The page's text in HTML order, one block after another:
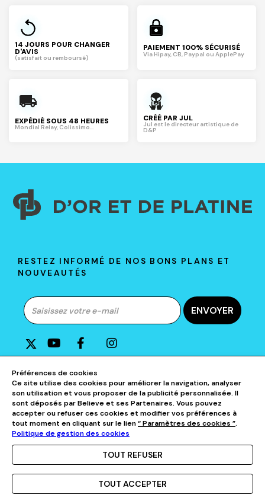
14 JOURS POUR CHANGER
D'AVIS
(satisfait ou remboursé)
PAIEMENT 100% SÉCURISÉ
Via Hipay, CB, Paypal ou ApplePay
EXPÉDIÉ SOUS 48 HEURES
Mondial Relay, Colissimo...
CRÉÉ PAR JUL
Jul est le directeur artistique de
D&P
RESTEZ INFORMÉ DE NOS BONS PLANS ET
NOUVEAUTÉS
ENVOYER
A PROPOS DE D&P
AIDE & CONTACTS
NOS CATÉGORIES
Préférences de cookies
Ce site utilise des cookies pour améliorer la navigation, analyser
son utilisation et vous proposer de la publicité personnalisée. Il
sont déposés par Believe et ses Partenaires. Vous pouvez
accepter ou refuser ces cookies et modifier vos préférences à
tout moment en cliquant sur le lien“ Paramètres des cookies ”.
Politique de gestion des cookies
TOUT REFUSER
TOUT ACCEPTER